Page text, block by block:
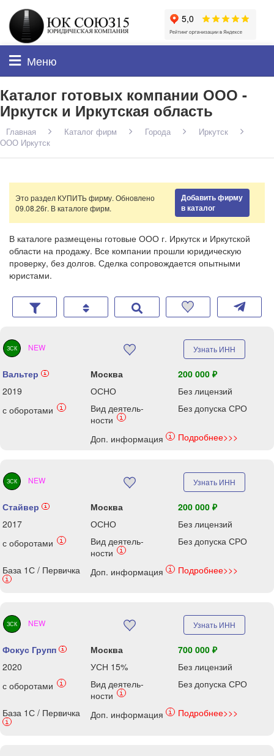
Меню
Каталог готовых компании ООО -
Иркутск и Иркутская область
Главная Каталог фирм Города
Иркутск
ООО Иркутск
Это раздел КУПИТЬ фирму. Обновлено
09.08.26г. В каталоге фирм.
Добавить фирму
в каталог
В каталоге размещены готовые ООО г. Иркутск и Иркутской
области на продажу. Все компании прошли юридическую
проверку, без долгов. Сделка сопровождается опытными
юристами.
ЗСК NEW Узнать ИНН
Вальтер i Москва
200 000 ₽
2019
ОСНО
Без лицензий
с оборотами
i
Вид деятель-
ности
i
Без допуска СРО
Доп. информация i Подробнее>>>
ЗСК NEW Узнать ИНН
Стайвер i Москва
200 000 ₽
2017
ОСНО
Без лицензий
с оборотами
i
Вид деятель-
ности
i
Без допуска СРО
База 1С / Первичка
i
Доп. информация i Подробнее>>>
ЗСК NEW Узнать ИНН
Фокус Групп i Москва
700 000 ₽
2020
УСН 15%
Без лицензий
с оборотами
i
Вид деятель-
ности
i
Без допуска СРО
База 1С / Первичка
i
Доп. информация i Подробнее>>>